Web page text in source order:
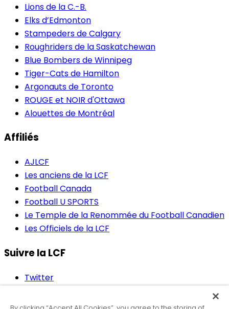
Lions de la C.-B.
Elks d’Edmonton
Stampeders de Calgary
Roughriders de la Saskatchewan
Blue Bombers de Winnipeg
Tiger-Cats de Hamilton
Argonauts de Toronto
ROUGE et NOIR d'Ottawa
Alouettes de Montréal
Affiliés
AJLCF
Les anciens de la LCF
Football Canada
Football U SPORTS
Le Temple de la Renommée du Football Canadien
Les Officiels de la LCF
Suivre la LCF
Twitter
Instagram